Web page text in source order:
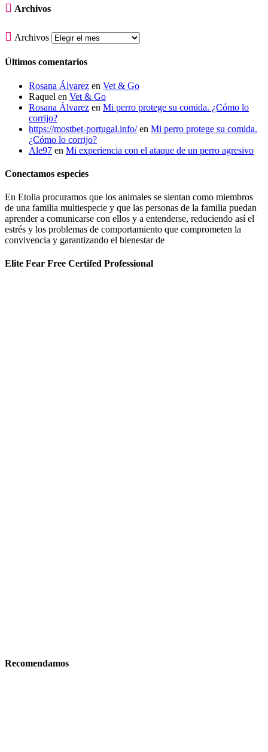
 Archivos
 Archivos
Últimos comentarios
Rosana Álvarez en Vet & Go
Raquel en Vet & Go
Rosana Álvarez en Mi perro protege su comida. ¿Cómo lo
corrijo?
https://mostbet-portugal.info/en Mi perro protege su comida.
¿Cómo lo corrijo?
Ale97 en Mi experiencia con el ataque de un perro agresivo
Conectamos especies
En Etolia procuramos que los animales se sientan como miembros
de una familia multiespecie y que las personas de la familia puedan
aprender a comunicarse con ellos y a entenderse, reduciendo así el
estrés y los problemas de comportamiento que comprometen la
convivencia y garantizando el bienestar de
Elite Fear Free Certifed Professional
Recomendamos